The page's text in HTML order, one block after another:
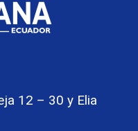
12 – 30 y Elia